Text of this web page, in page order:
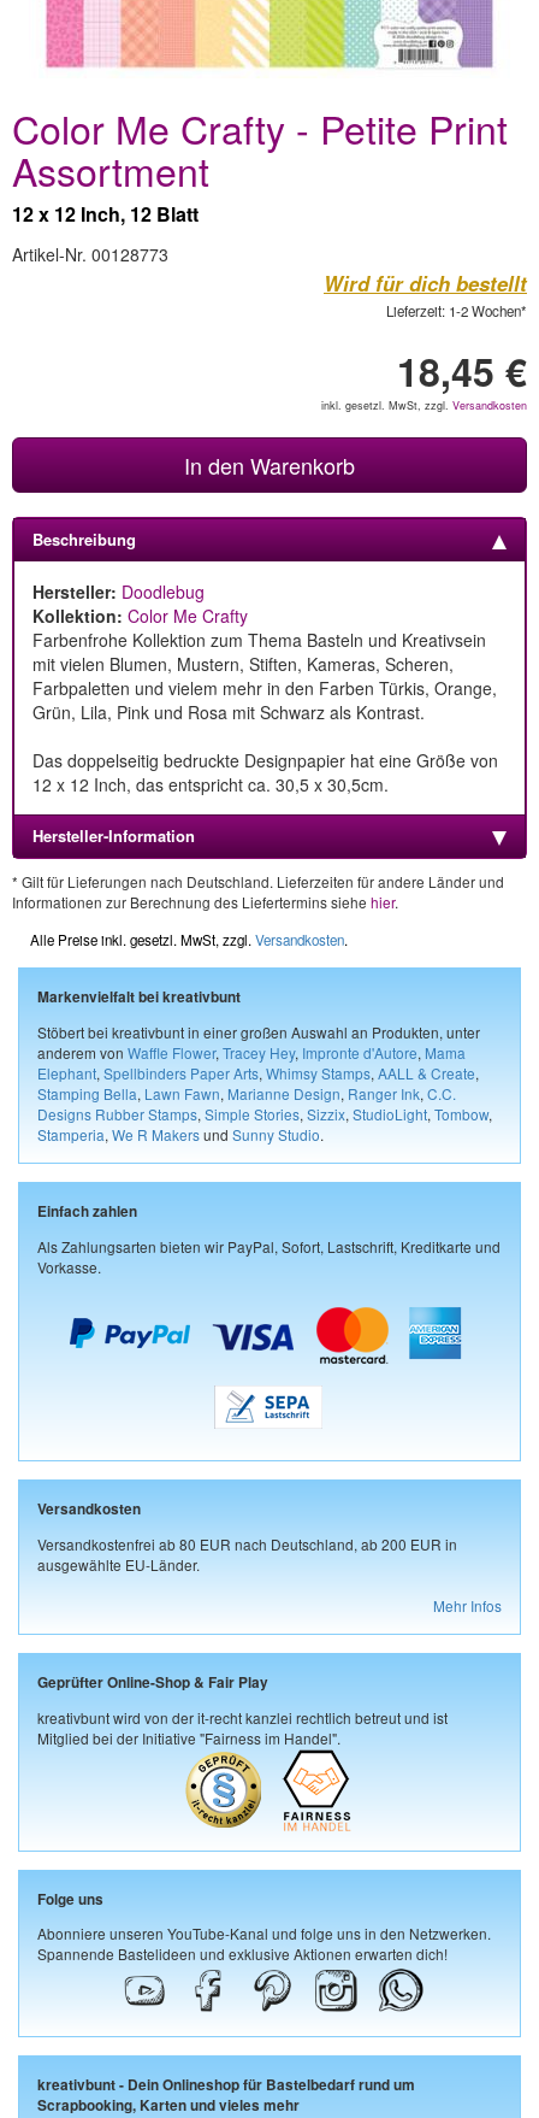
Color Me Crafty - Petite Print
Assortment
12 x 12 Inch, 12 Blatt
Artikel-Nr. 00128773
Wird für dich bestellt
Lieferzeit: 1-2 Wochen*
18,45 €
inkl. gesetzl. MwSt, zzgl. Versandkosten
In den Warenkorb
Beschreibung
Hersteller: Doodlebug
Kollektion: Color Me Crafty
Farbenfrohe Kollektion zum Thema Basteln und Kreativsein
mit vielen Blumen, Mustern, Stiften, Kameras, Scheren,
Farbpaletten und vielem mehr in den Farben Türkis, Orange,
Grün, Lila, Pink und Rosa mit Schwarz als Kontrast.
Das doppelseitig bedruckte Designpapier hat eine Größe von
12 x 12 Inch, das entspricht ca. 30,5 x 30,5cm.
Hersteller-Information
* Gilt für Lieferungen nach Deutschland. Lieferzeiten für andere Länder und
Informationen zur Berechnung des Liefertermins siehe hier.
Alle Preise inkl. gesetzl. MwSt, zzgl. Versandkosten.
Markenvielfalt bei kreativbunt
Stöbert bei kreativbunt in einer großen Auswahl an Produkten, unter
anderem von Waffle Flower, Tracey Hey, Impronte d'Autore, Mama
Elephant, Spellbinders Paper Arts, Whimsy Stamps, AALL & Create,
Stamping Bella, Lawn Fawn, Marianne Design, Ranger Ink, C.C.
Designs Rubber Stamps, Simple Stories, Sizzix, StudioLight, Tombow,
Stamperia, We R Makersund Sunny Studio.
Einfach zahlen
Als Zahlungsarten bieten wir PayPal, Sofort, Lastschrift, Kreditkarte und
Vorkasse.
Versandkosten
Versandkostenfrei ab 80 EUR nach Deutschland, ab 200 EUR in
ausgewählte EU-Länder.
Mehr Infos
Geprüfter Online-Shop & Fair Play
kreativbunt wird von der it-recht kanzlei rechtlich betreut und ist
Mitglied bei der Initiative "Fairness im Handel".
Folge uns
Abonniere unseren YouTube-Kanal und folge uns in den Netzwerken.
Spannende Bastelideen und exklusive Aktionen erwarten dich!
kreativbunt - Dein Onlineshop für Bastelbedarf rund um
Scrapbooking, Karten und vieles mehr